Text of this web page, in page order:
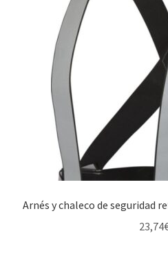
Arnés y chaleco de seguridad
23,74